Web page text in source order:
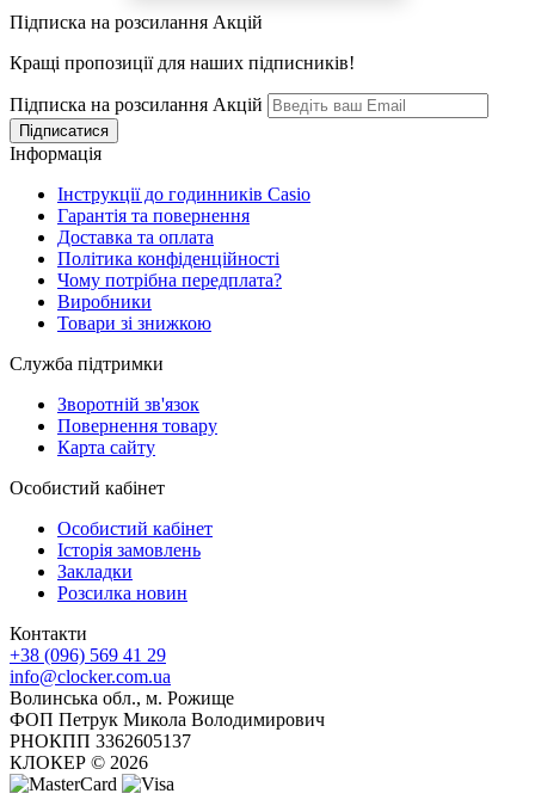
Підписка на розсилання Акцій
Кращі пропозиції для наших підписників!
Підписка на розсилання Акцій
Інформація
Інструкції до годинників Casio
Гарантія та повернення
Доставка та оплата
Політика конфіденційності
Чому потрібна передплата?
Виробники
Товари зі знижкою
Служба підтримки
Зворотній зв'язок
Повернення товару
Карта сайту
Особистий кабінет
Особистий кабінет
Історія замовлень
Закладки
Розсилка новин
Контакти
+38 (096) 569 41 29
info@clocker.com.ua
Волинська обл., м. Рожище
ФОП Петрук Микола Володимирович
РНОКПП 3362605137
КЛОКЕР © 2026